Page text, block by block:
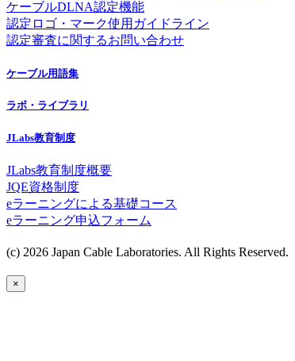
ケーブルDLNA認定機能
認定ロゴ・マーク使用ガイドライン
認定審査に関するお問い合わせ
ケーブル用語集
ラボ・ライブラリ
JLabs教育制度
JLabs教育制度概要
JQE資格制度
eラーニングによる基礎コース
eラーニング申込フォーム
(c) 2026 Japan Cable Laboratories. All Rights Reserved.
×